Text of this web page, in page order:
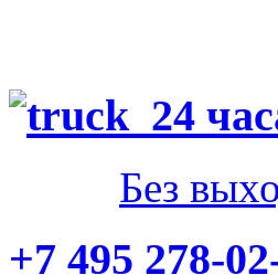
24
Без
+7 495 278-